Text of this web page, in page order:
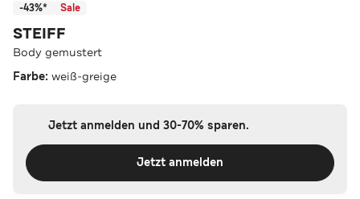
-43%* Sale
STEIFF
Body gemustert
Farbe: weiß-greige
Jetzt anmelden und 30-70% sparen.
Jetzt anmelden